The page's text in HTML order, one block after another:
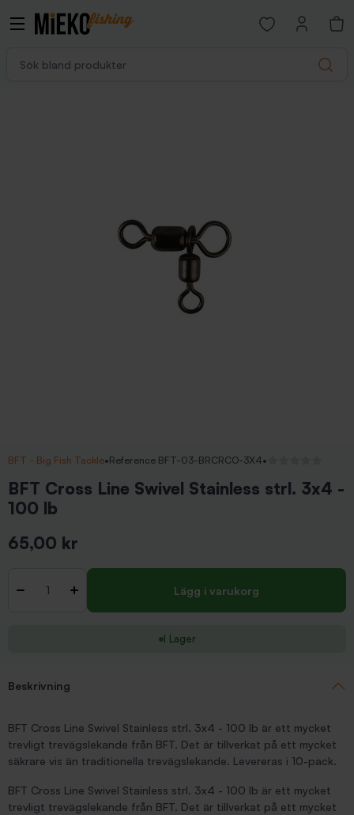
Search
Open favorites
BFT - Big Fish Tackle•Reference BFT-03-BRCRCO-3X4•
BFT Cross Line Swivel Stainless strl. 3x4 -
100 lb
65,00 kr
- + Lägg i varukorg
I Lager
Beskrivning
BFT Cross Line Swivel Stainless strl. 3x4 - 100 lb är ett mycket
trevligt trevägslekande från BFT. Det är tillverkat på ett mycket
säkrare vis än traditionella trevägslekande. Levereras i 10-pack.
BFT Cross Line Swivel Stainless strl. 3x4 - 100 lb är ett mycket
trevligt trevägslekande från BFT. Det är tillverkat på ett mycket